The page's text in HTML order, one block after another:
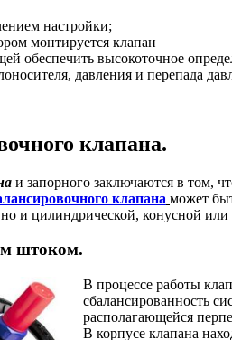
настройки;
монтируется клапан
обеспечить высокоточное
давления и перепада
клапана.
и запорного заключаются в том,
клапана может
но и цилиндрической, конусной
штоком.
В процессе работы
сбалансированность
располагающейся
В корпусе клапана